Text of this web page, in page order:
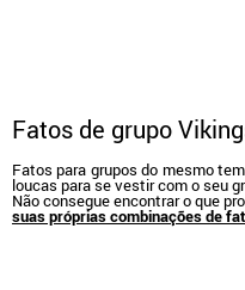
Fatos de grupo
Fatos para grupos do mesmo
loucas para se vestir com o seu
Não consegue encontrar o que
suas próprias combinações de